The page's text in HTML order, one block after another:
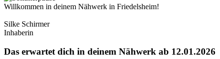
Willkommen in deinem Nähwerk in Friedelsheim!
Silke Schirmer
Inhaberin
Das erwartet dich in deinem Nähwerk ab 12.01.2026